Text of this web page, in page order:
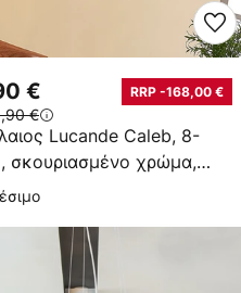
Lucande Caleb, 8-
σκουριασμένο χρώμα,
E14
€ RRP -168,00 €
€